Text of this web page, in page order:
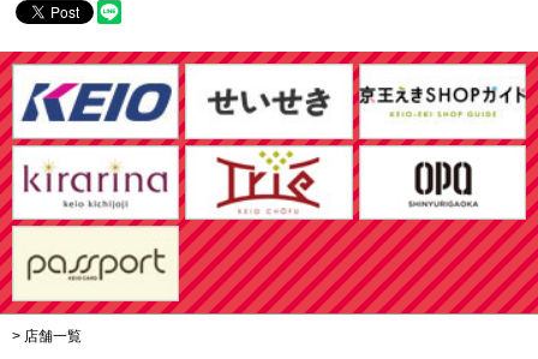
> 店舗一覧